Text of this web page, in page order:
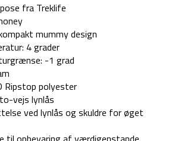
fra Treklife
mummy design
4 grader
-1 grad
Ripstop polyester
vejs lynlås
ved lynlås og skuldre for øget